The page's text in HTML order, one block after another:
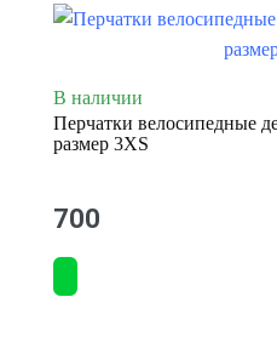
В наличии
Перчатки велосипедные
размер 3XS
700